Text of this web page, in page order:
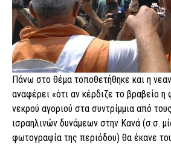
Πάνω στο θέμα τοποθετήθηκε και η
αναφέρει «ότι αν κέρδιζε το βραβείο
νεκρού αγοριού στα συντρίμμια από
ισραηλινών δυνάμεων στην Κανά (σ.σ.
φωτογραφία της περιόδου) θα έκανε